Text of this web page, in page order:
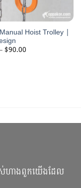
Hoist Trolley |
$90.00Price
range:
ហាងពួកយើងដែល